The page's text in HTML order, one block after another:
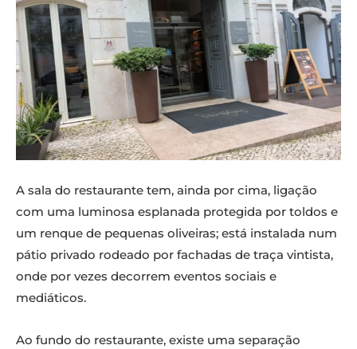
A sala do restaurante tem, ainda por cima, ligação
com uma luminosa esplanada protegida por toldos e
um renque de pequenas oliveiras; está instalada num
pátio privado rodeado por fachadas de traça vintista,
onde por vezes decorrem eventos sociais e
mediáticos.
Ao fundo do restaurante, existe uma separação